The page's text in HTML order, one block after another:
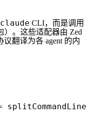
claude CLI，而是调用
）。这些适配器由 Zed
议翻译为各 agent 的内
splitCommandLine